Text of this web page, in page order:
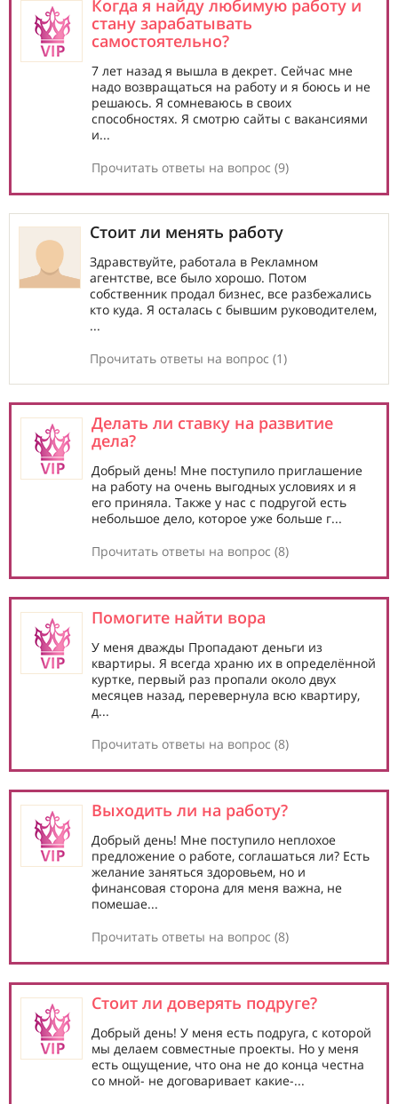
Когда я найду любимую работу и
стану зарабатывать
самостоятельно?
7 лет назад я вышла в декрет. Сейчас мне
надо возвращаться на работу и я боюсь и не
решаюсь. Я сомневаюсь в своих
способностях. Я смотрю сайты с вакансиями
и...
Прочитать ответы на вопрос (9)
Стоит ли менять работу
Здравствуйте, работала в Рекламном
агентстве, все было хорошо. Потом
собственник продал бизнес, все разбежались
кто куда. Я осталась с бывшим руководителем,
...
Прочитать ответы на вопрос (1)
Делать ли ставку на развитие
дела?
Добрый день! Мне поступило приглашение
на работу на очень выгодных условиях и я
его приняла. Также у нас с подругой есть
небольшое дело, которое уже больше г...
Прочитать ответы на вопрос (8)
Помогите найти вора
У меня дважды Пропадают деньги из
квартиры. Я всегда храню их в определённой
куртке, первый раз пропали около двух
месяцев назад, перевернула всю квартиру,
д...
Прочитать ответы на вопрос (8)
Выходить ли на работу?
Добрый день! Мне поступило неплохое
предложение о работе, соглашаться ли? Есть
желание заняться здоровьем, но и
финансовая сторона для меня важна, не
помешае...
Прочитать ответы на вопрос (8)
Стоит ли доверять подруге?
Добрый день! У меня есть подруга, с которой
мы делаем совместные проекты. Но у меня
есть ощущение, что она не до конца честна
со мной- не договаривает какие-...